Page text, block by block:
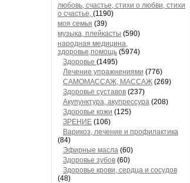
любовь, счастье, стихи о любви, стихи
о счастье, (1190)
моя семья (39)
музыка, плейкасты (590)
народная медицина,
здоровье,помощь (5974)
Здоровье (1495)
Лечение упражнениями (776)
САМОМАССАЖ, МАССАЖ (269)
Здоровье суставов (237)
Акупунктура, акупрессура (208)
Здоровье кожи (125)
ЗРЕНИЕ (106)
Варикоз, лечение и профилактика
(84)
Эфирные масла (60)
Здоровье зубов (60)
Здоровье крови, сердца и сосудов
(48)